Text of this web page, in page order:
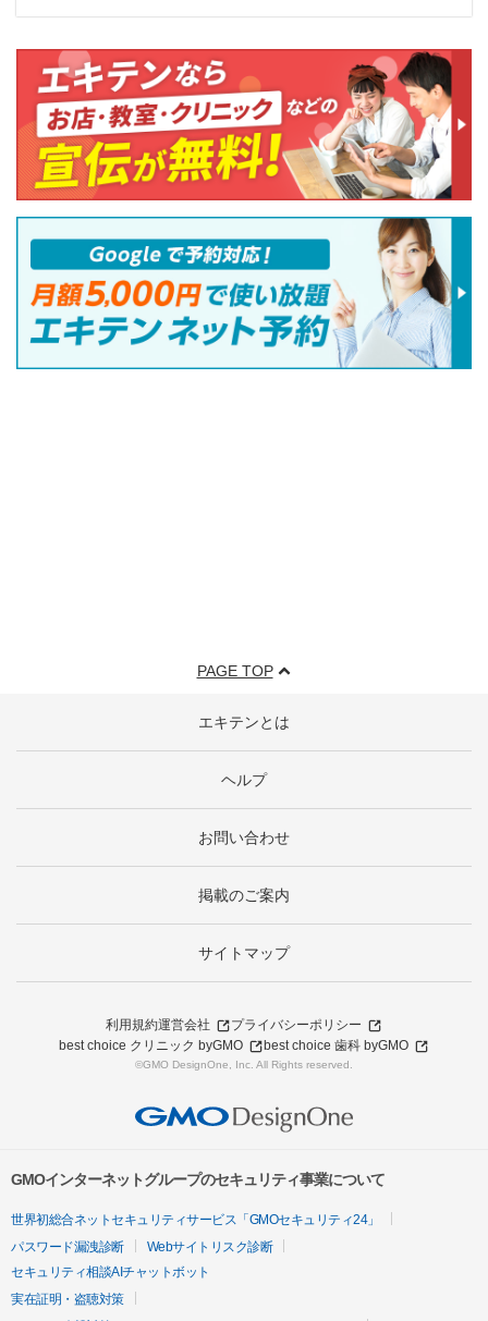
PAGE TOP
エキテンとは
ヘルプ
お問い合わせ
掲載のご案内
サイトマップ
利用規約運営会社
プライバシーポリシー
best choice クリニック byGMO
best choice 歯科 byGMO
©GMO DesignOne, Inc. All Rights reserved.
GMOインターネットグループのセキュリティ事業について
世界初総合ネットセキュリティサービス「GMOセキュリティ24」
パスワード漏洩診断
Webサイトリスク診断
セキュリティ相談AIチャットボット
実在証明・盗聴対策